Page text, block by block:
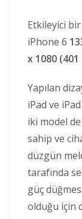
Etkileyici
iPhone 6
x 1080
Yapılan
iPad ve
iki model
sahip ve
düzgün
tarafında
güç
olduğu için